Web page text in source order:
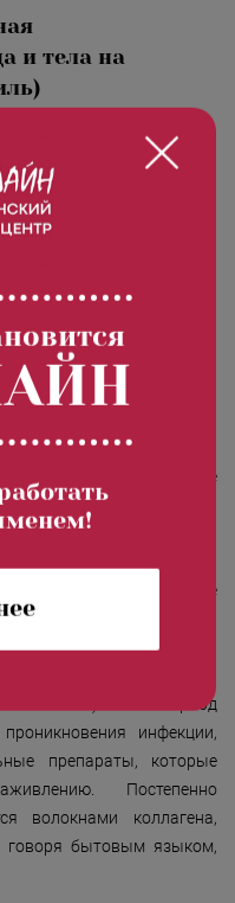
и тела на
которая
мезотерапии без
достоинства
ассиметрию их формы,
ухоженных бровей и
истощенных бровей,
нуждающихся в
рода, кольчуга для
и упруга, и главное
органы от внешней
заживления: в месте
которое длится
грануляционной
сосудами и молодыми
коллаген). В этот период
инфекции,
препараты, которые
Постепенно
волокнами коллагена,
говоря бытовым языком,